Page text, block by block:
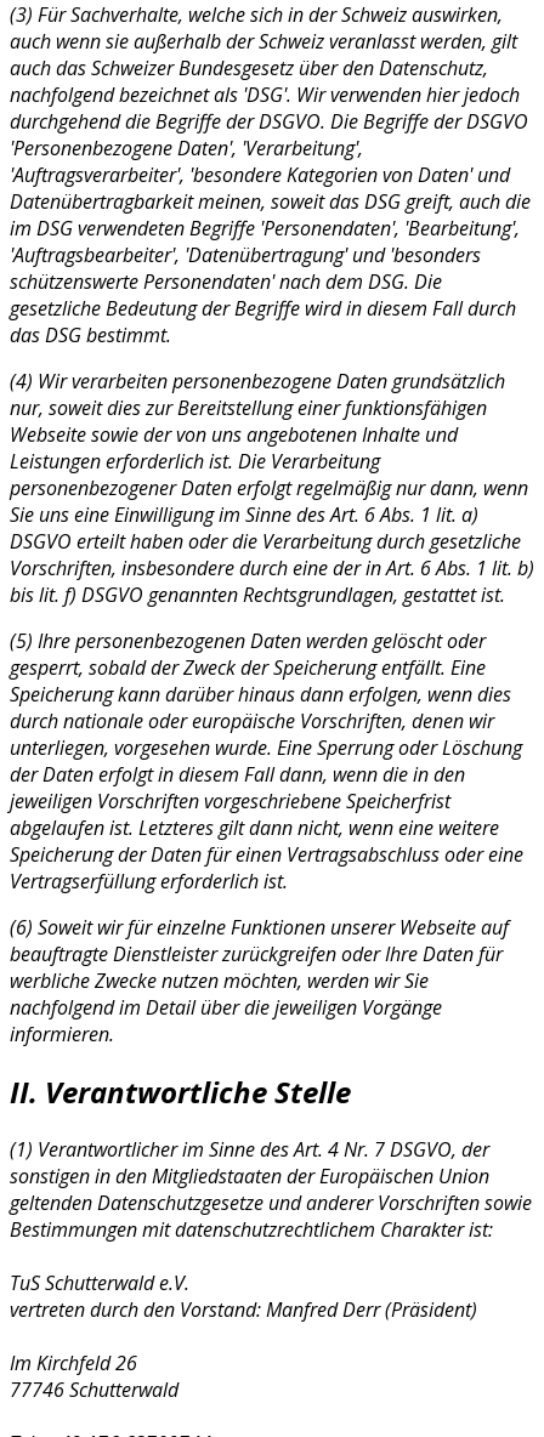
(3) Für Sachverhalte, welche sich in der Schweiz auswirken,
auch wenn sie außerhalb der Schweiz veranlasst werden, gilt
auch das Schweizer Bundesgesetz über den Datenschutz,
nachfolgend bezeichnet als 'DSG'. Wir verwenden hier jedoch
durchgehend die Begriffe der DSGVO. Die Begriffe der DSGVO
'Personenbezogene Daten', 'Verarbeitung',
'Auftragsverarbeiter', 'besondere Kategorien von Daten' und
Datenübertragbarkeit meinen, soweit das DSG greift, auch die
im DSG verwendeten Begriffe 'Personendaten', 'Bearbeitung',
'Auftragsbearbeiter', 'Datenübertragung' und 'besonders
schützenswerte Personendaten' nach dem DSG. Die
gesetzliche Bedeutung der Begriffe wird in diesem Fall durch
das DSG bestimmt.
(4) Wir verarbeiten personenbezogene Daten grundsätzlich
nur, soweit dies zur Bereitstellung einer funktionsfähigen
Webseite sowie der von uns angebotenen Inhalte und
Leistungen erforderlich ist. Die Verarbeitung
personenbezogener Daten erfolgt regelmäßig nur dann, wenn
Sie uns eine Einwilligung im Sinne des Art. 6 Abs. 1 lit. a)
DSGVO erteilt haben oder die Verarbeitung durch gesetzliche
Vorschriften, insbesondere durch eine der in Art. 6 Abs. 1 lit. b)
bis lit. f) DSGVO genannten Rechtsgrundlagen, gestattet ist.
(5) Ihre personenbezogenen Daten werden gelöscht oder
gesperrt, sobald der Zweck der Speicherung entfällt. Eine
Speicherung kann darüber hinaus dann erfolgen, wenn dies
durch nationale oder europäische Vorschriften, denen wir
unterliegen, vorgesehen wurde. Eine Sperrung oder Löschung
der Daten erfolgt in diesem Fall dann, wenn die in den
jeweiligen Vorschriften vorgeschriebene Speicherfrist
abgelaufen ist. Letzteres gilt dann nicht, wenn eine weitere
Speicherung der Daten für einen Vertragsabschluss oder eine
Vertragserfüllung erforderlich ist.
(6) Soweit wir für einzelne Funktionen unserer Webseite auf
beauftragte Dienstleister zurückgreifen oder Ihre Daten für
werbliche Zwecke nutzen möchten, werden wir Sie
nachfolgend im Detail über die jeweiligen Vorgänge
informieren.
II. Verantwortliche Stelle
(1) Verantwortlicher im Sinne des Art. 4 Nr. 7 DSGVO, der
sonstigen in den Mitgliedstaaten der Europäischen Union
geltenden Datenschutzgesetze und anderer Vorschriften sowie
Bestimmungen mit datenschutzrechtlichem Charakter ist:
TuS Schutterwald e.V.
vertreten durch den Vorstand: Manfred Derr (Präsident)
Im Kirchfeld 26
77746 Schutterwald